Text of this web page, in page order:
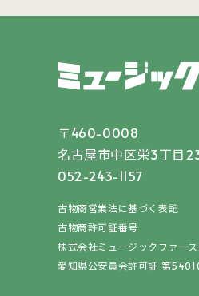
〒460-0008
名古屋市中区栄3丁目
052-243-1157
古物商営業法に基づく表記
古物商許可証番号
株式会社ミュージックファース
愛知県公安員会許可証 第